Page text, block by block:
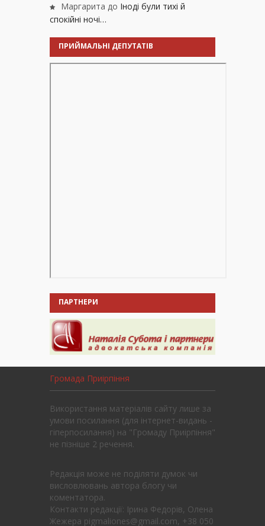
Маргарита до Іноді були тихі й
спокійні ночі…
ПРИЙМАЛЬНІ ДЕПУТАТІВ
ПАРТНЕРИ
Громада Приірпіння
Використання матеріалів сайту лише за
умови посилання (для інтернет-видань -
гіперпосилання) на "Громаду Приірпіння"
не пізніше 2 речення.
Редакція може не поділяти думок чи
висловлювань автора блогу чи
коментатора.
Контакти редакції: Ірина Федорів, Олена
Жежера pigmaliones@gmail.com, +38 050